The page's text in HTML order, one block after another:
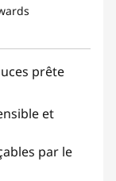
prête
et
par le